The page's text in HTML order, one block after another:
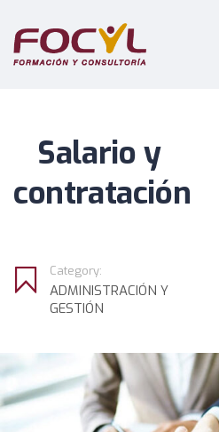
Salario y
contratación
Category:
ADMINISTRACIÓN Y
GESTIÓN